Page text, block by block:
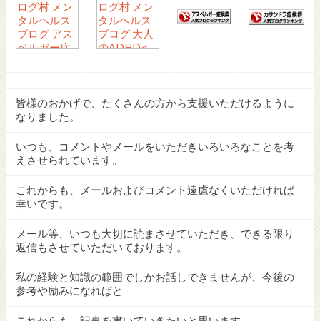
皆様のおかげで、たくさんの方から支援いただけるように
なりました。
いつも、コメントやメールをいただきいろいろなことを考
えさせられています。
これからも、メールおよびコメント遠慮なくいただければ
幸いです。
メール等、いつも大切に読まさせていただき、できる限り
返信もさせていただいております。
私の経験と知識の範囲でしかお話しできませんが、今後の
参考や励みになればと